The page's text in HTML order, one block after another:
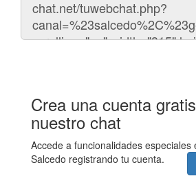
chat
Crea una cuenta
nuestro chat
Accede a funcionalidades especiales
Salcedo registrando tu cuenta.